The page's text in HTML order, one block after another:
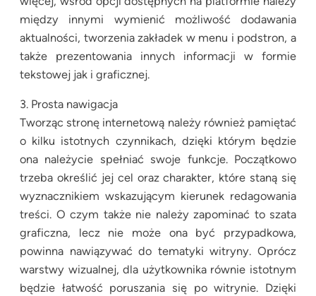
między innymi wymienić możliwość dodawania
aktualności, tworzenia zakładek w menu i podstron, a
także prezentowania innych informacji w formie
tekstowej jak i graficznej.
3. Prosta nawigacja
Tworząc stronę internetową należy również pamiętać
o kilku istotnych czynnikach, dzięki którym będzie
ona należycie spełniać swoje funkcje. Początkowo
trzeba określić jej cel oraz charakter, które staną się
wyznacznikiem wskazującym kierunek redagowania
treści. O czym także nie należy zapominać to szata
graficzna, lecz nie może ona być przypadkowa,
powinna nawiązywać do tematyki witryny. Oprócz
warstwy wizualnej, dla użytkownika równie istotnym
będzie łatwość poruszania się po witrynie. Dzięki